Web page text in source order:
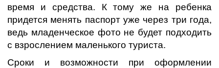
время и средства. К тому же на ребенка
придется менять паспорт уже через три года,
ведь младенческое фото не будет подходить
с взрослением маленького туриста.
Сроки и возможности при оформлении